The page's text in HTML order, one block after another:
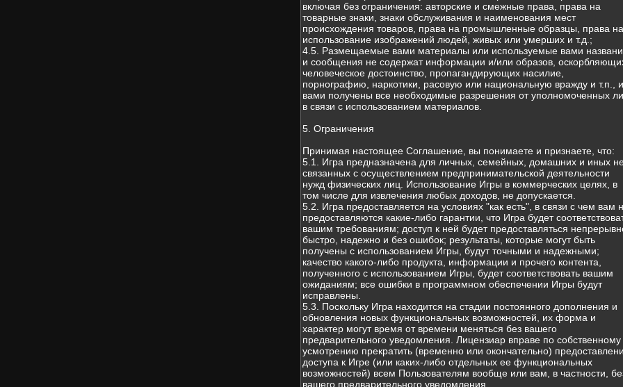
включая без ограничения: авторские и смежные права, права на
товарные знаки, знаки обслуживания и наименования мест
происхождения товаров, права на промышленные образцы, права на
использование изображений людей, живых или умерших и т.д.;
4.5. Размещаемые вами материалы или используемые вами
и сообщения не содержат информации и/или образов,
человеческое достоинство, пропагандирующих насилие,
порнографию, наркотики, расовую или национальную вражду и т.п., и
вами получены все необходимые разрешения от уполномоченных
в связи с использованием материалов.
5. Ограничения
Принимая настоящее Соглашение, вы понимаете и признаете, что:
5.1. Игра предназначена для личных, семейных, домашних и иных
связанных с осуществлением предпринимательской деятельности
нужд физических лиц. Использование Игры в коммерческих целях, в
том числе для извлечения любых доходов, не допускается.
5.2. Игра предоставляется на условиях "как есть", в связи с чем вам
предоставляются какие-либо гарантии, что Игра будет
вашим требованиям; доступ к ней будет предоставляться
быстро, надежно и без ошибок; результаты, которые могут быть
получены с использованием Игры, будут точными и надежными;
качество какого-либо продукта, информации и прочего контента,
полученного с использованием Игры, будет соответствовать вашим
ожиданиям; все ошибки в программном обеспечении Игры будут
исправлены.
5.3. Поскольку Игра находится на стадии постоянного дополнения и
обновления новых функциональных возможностей, их форма и
характер могут время от времени меняться без вашего
предварительного уведомления. Лицензиар вправе по собственному
усмотрению прекратить (временно или окончательно)
доступа к Игре (или каких-либо отдельных ее функциональных
возможностей) всем Пользователям вообще или вам, в частности,
вашего предварительного уведомления.